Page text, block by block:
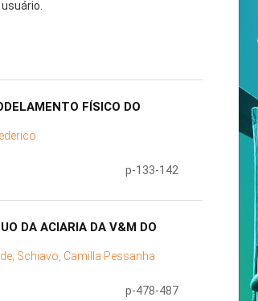
FÍSICO DO
p-133-142
DA ACIARIA DA V&M DO
Schiavo, Camilla Pessanha
p-478-487